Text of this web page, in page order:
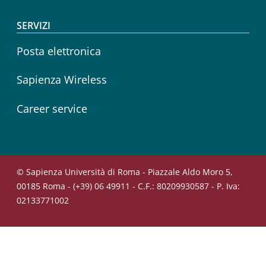
SERVIZI
Posta elettronica
Sapienza Wireless
Career service
© Sapienza Università di Roma - Piazzale Aldo Moro 5,
00185 Roma - (+39) 06 49911 - C.F.: 80209930587 - P. Iva:
02133771002